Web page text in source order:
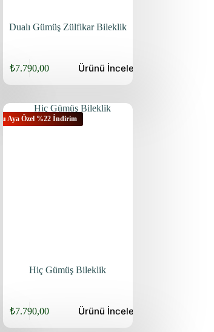
Dualı Gümüş Zülfikar Bileklik
Orijinal
fiyat:
₺7.790,00
Şu
andaki
₺7.790,00.
Ürünü İncele
Bu Aya Özel %22 İndirim
Hiç Gümüş Bileklik
Orijinal
fiyat:
₺7.790,00
Şu
andaki
Ürünü İncele